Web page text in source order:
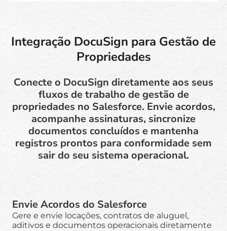
Integração DocuSign para Gestão de
Propriedades
Conecte o DocuSign diretamente aos seus
fluxos de trabalho de gestão de
propriedades no Salesforce. Envie acordos,
acompanhe assinaturas, sincronize
documentos concluídos e mantenha
registros prontos para conformidade sem
sair do seu sistema operacional.
Envie Acordos do Salesforce
Gere e envie locações, contratos de aluguel,
aditivos e documentos operacionais diretamente